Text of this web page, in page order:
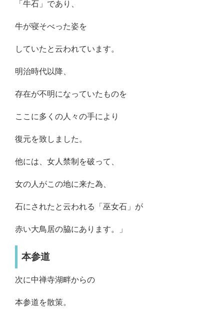
「牛石」であり、
牛が寝そべった姿を
していたと云われています。
明治時代以降、
存在が不明になっていたものを
ここに多くの人々の手により
復元を致しました。
他には、女人禁制を破って、
女の人がこの地に来た為、
石にされたと云われる「巫女石」が
赤い大鳥居の脇にあります。」
本参道
次に中禅寺湖畔からの
本参道を散策。